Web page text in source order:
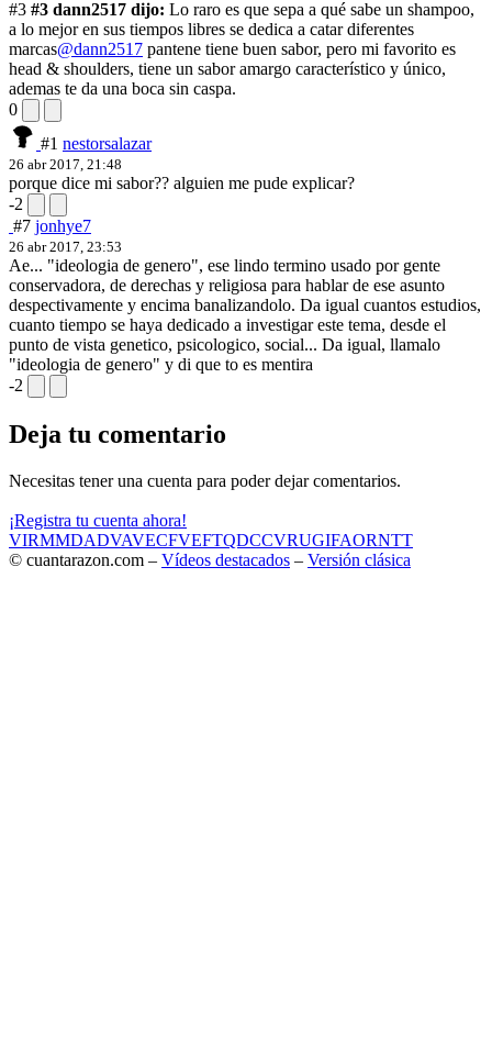
#3 #3 dann2517 dijo: Lo raro es que sepa a qué sabe un shampoo,
a lo mejor en sus tiempos libres se dedica a catar diferentes
marcas@dann2517 pantene tiene buen sabor, pero mi favorito es
head & shoulders, tiene un sabor amargo característico y único,
ademas te da una boca sin caspa.
0
#1 nestorsalazar
26 abr 2017, 21:48
porque dice mi sabor?? alguien me pude explicar?
-2
#7 jonhye7
26 abr 2017, 23:53
Ae... "ideologia de genero", ese lindo termino usado por gente
conservadora, de derechas y religiosa para hablar de ese asunto
despectivamente y encima banalizandolo. Da igual cuantos estudios,
cuanto tiempo se haya dedicado a investigar este tema, desde el
punto de vista genetico, psicologico, social... Da igual, llamalo
"ideologia de genero" y di que to es mentira
-2
Deja tu comentario
Necesitas tener una cuenta para poder dejar comentarios.
¡Registra tu cuenta ahora!
VIRMMDADVAVECFVEFTQDCCVRUGIFAORNTT
© cuantarazon.com – Vídeos destacados – Versión clásica